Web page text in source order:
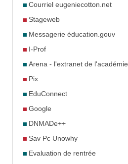
Courriel eugeniecotton.net
Stageweb
Messagerie éducation.gouv
I-Prof
Arena - l'extranet de l'académie
Pix
EduConnect
Google
DNMADe++
Sav Pc Unowhy
Evaluation de rentrée